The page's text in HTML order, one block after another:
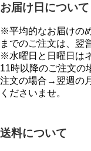
お届け日について
※平均的なお届けの
までのご注文は、翌
※水曜日と日曜日は
11時以降のご注文
注文の場合→翌週の
くださいませ。
送料について